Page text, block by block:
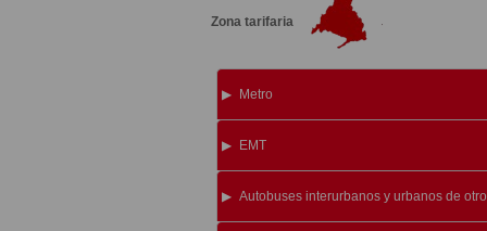
Zona tarifaria
Metro
EMT
Autobuses interurbanos y urbanos de